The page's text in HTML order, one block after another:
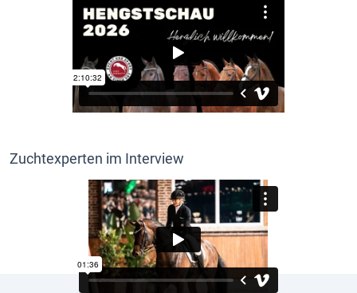
Zuchtexperten im Interview